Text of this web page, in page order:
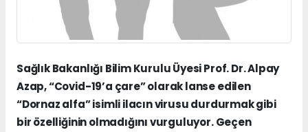
Sağlık Bakanlığı Bilim Kurulu Üyesi Prof. Dr. Alpay
Azap, “Covid-19’a çare” olarak lanse edilen
“Dornaz alfa” isimli ilacın virusu durdurmak gibi
bir özelliğinin olmadığını vurguluyor. Geçen